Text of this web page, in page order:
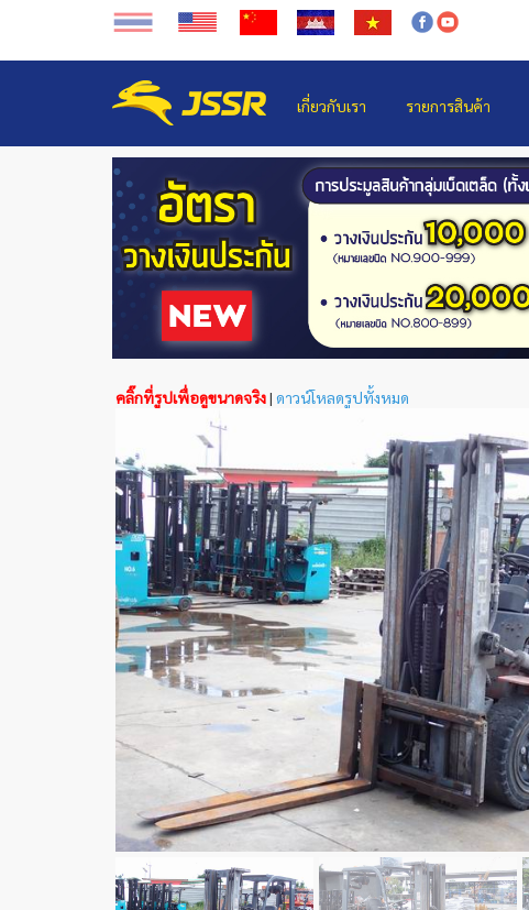
เกี่ยวกับเรา รายการสินค้า
คลิ๊กที่รูปเพื่อดูขนาดจริง| ดาวน์โหลดรูปทั้งหมด